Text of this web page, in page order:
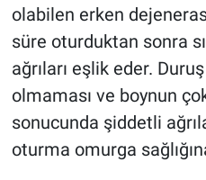
olabilen erken
süre oturduktan sonra
ağrıları eşlik eder.
olmaması ve boynun
sonucunda şiddetli
oturma omurga